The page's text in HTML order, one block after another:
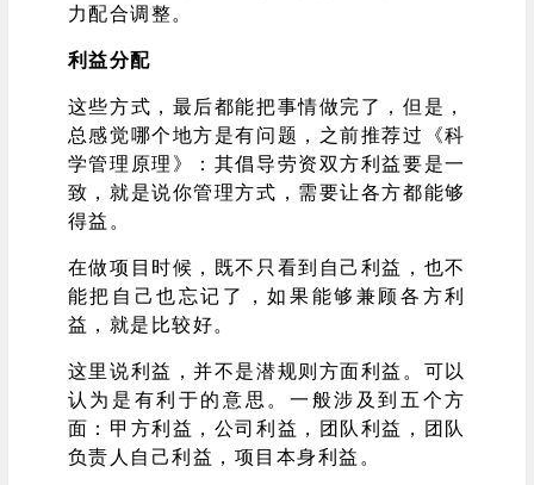
力配合调整。
利益分配
这些方式，最后都能把事情做完了，但是，
总感觉哪个地方是有问题，之前推荐过《科
学管理原理》：其倡导劳资双方利益要是一
致，就是说你管理方式，需要让各方都能够
得益。
在做项目时候，既不只看到自己利益，也不
能把自己也忘记了，如果能够兼顾各方利
益，就是比较好。
这里说利益，并不是潜规则方面利益。可以
认为是有利于的意思。一般涉及到五个方
面：甲方利益，公司利益，团队利益，团队
负责人自己利益，项目本身利益。